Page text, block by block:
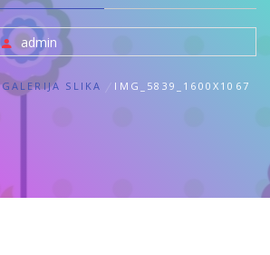
admin
GALERIJA SLIKA IMG_5839_1600X1067